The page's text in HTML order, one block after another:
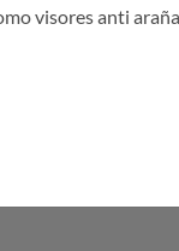
visores anti